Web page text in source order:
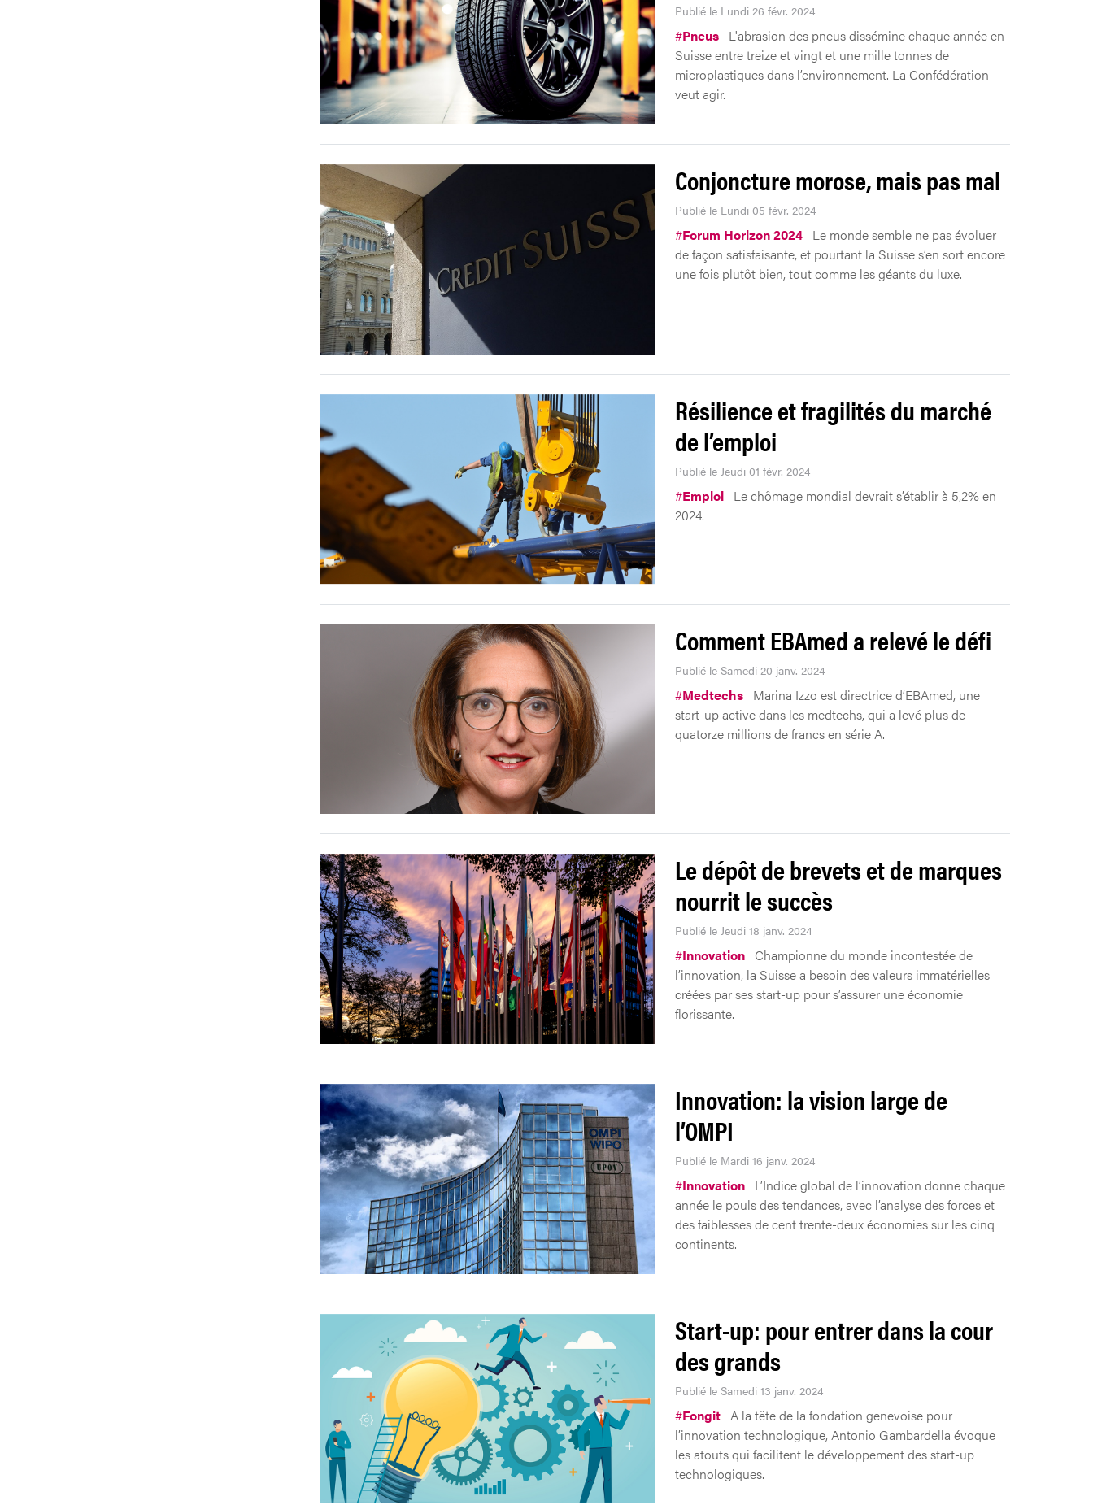
Publié le Lundi 26 févr. 2024
#Pneus L'abrasion des pneus dissémine chaque année en
Suisse entre treize et vingt et une mille tonnes de
microplastiques dans l’environnement. La Confédération
veut agir.
Conjoncture morose, mais pas mal
Publié le Lundi 05 févr. 2024
#Forum Horizon 2024 Le monde semble ne pas évoluer
de façon satisfaisante, et pourtant la Suisse s’en sort encore
une fois plutôt bien, tout comme les géants du luxe.
Résilience et fragilités du marché
de l’emploi
Publié le Jeudi 01 févr. 2024
#Emploi Le chômage mondial devrait s’établir à 5,2% en
2024.
Comment EBAmed a relevé le défi
Publié le Samedi 20 janv. 2024
#Medtechs Marina Izzo est directrice d’EBAmed, une
start-up active dans les medtechs, qui a levé plus de
quatorze millions de francs en série A.
Le dépôt de brevets et de marques
nourrit le succès
Publié le Jeudi 18 janv. 2024
#Innovation Championne du monde incontestée de
l’innovation, la Suisse a besoin des valeurs immatérielles
créées par ses start-up pour s’assurer une économie
florissante.
Innovation: la vision large de
l’OMPI
Publié le Mardi 16 janv. 2024
#Innovation L’Indice global de l’innovation donne chaque
année le pouls des tendances, avec l’analyse des forces et
des faiblesses de cent trente-deux économies sur les cinq
continents.
Start-up: pour entrer dans la cour
des grands
Publié le Samedi 13 janv. 2024
#Fongit A la tête de la fondation genevoise pour
l’innovation technologique, Antonio Gambardella évoque
les atouts qui facilitent le développement des start-up
technologiques.